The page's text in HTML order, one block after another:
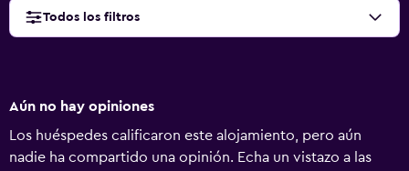
Todos los filtros
Aún no hay opiniones
Los huéspedes calificaron este alojamiento, pero aún
nadie ha compartido una opinión. Echa un vistazo a las